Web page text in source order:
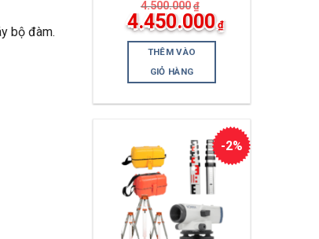
4.500.000 ₫
Giá
gốc
là:
4.500.000₫.
4.450.000 ₫
Giá
hiện
tại
là:
4.450.000₫.
THÊM VÀO
GIỎ HÀNG
-2%
bộ đàm.